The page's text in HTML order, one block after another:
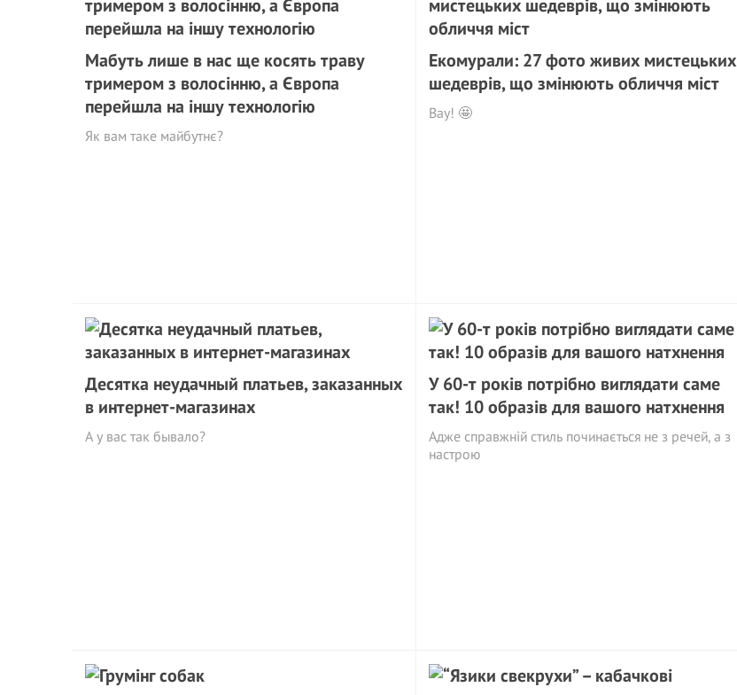
Мабуть лише в нас ще косять траву
тримером з волосінню, а Європа
перейшла на іншу технологію
Як вам таке майбутнє?
Екомурали: 27 фото живих мистецьких
шедеврів, що змінюють обличчя міст
Вау! 🤩
Десятка неудачный платьев, заказанных
в интернет-магазинах
А у вас так бывало?
У 60-т років потрібно виглядати саме
так! 10 образів для вашого натхнення
Адже справжній стиль починається не з речей, а з
настрою